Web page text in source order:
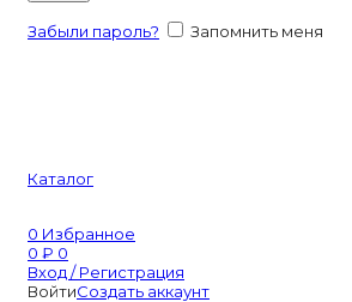
Забыли пароль? Запомнить меня
Каталог
0 Избранное
0 ₽ 0
Вход / Регистрация
ВойтиСоздать аккаунт